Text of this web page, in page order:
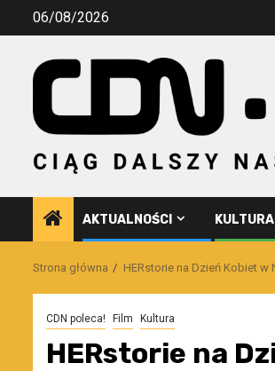
Przejdź06/08/2026
AKTUALNOŚCI KULTURA
Strona główna HERstorie na Dzień Kobiet w
CDN poleca! Film Kultura
HERstorie na